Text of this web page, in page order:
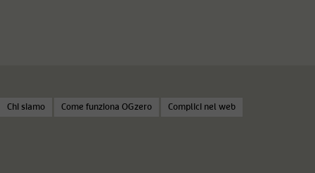
Chi siamo Come funziona OGzero Complici nel web